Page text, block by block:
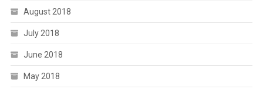
August 2018
July 2018
June 2018
May 2018